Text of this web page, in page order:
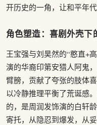
开历史的一角，让和平年
角色塑造：喜剧外壳下
王宝强与刘昊然的“憨直+
演的华裔印第安猎人阿鬼
臂膀，贡献了夸张的肢体
以冷静推理平衡了荒诞感
的，是周润发饰演的白轩
寄托，从隐忍到爆发，从